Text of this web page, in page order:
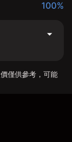
100%
僅供參考，可能